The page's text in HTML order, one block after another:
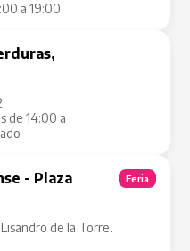
a 19:00
de 14:00 a
- Plaza
de la Torre.
Feria